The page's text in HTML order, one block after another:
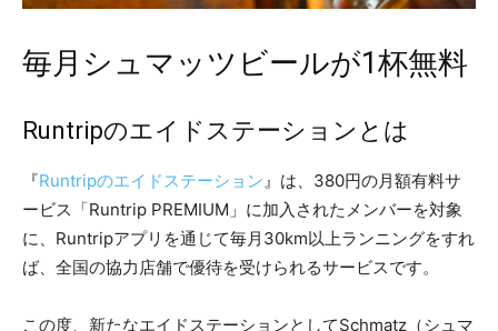
毎月シュマッツビールが1杯無料
Runtripのエイドステーションとは
『Runtripのエイドステーション』は、380円の月額有料サ
ービス「Runtrip PREMIUM」に加入されたメンバーを対象
に、Runtripアプリを通じて毎月30km以上ランニングをすれ
ば、全国の協力店舗で優待を受けられるサービスです。
この度、新たなエイドステーションとしてSchmatz（シュマ